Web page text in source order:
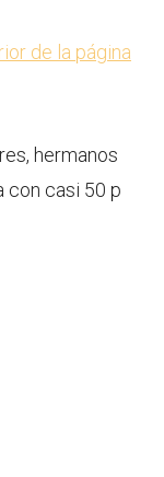
de la página
hermanos
con casi 50 p